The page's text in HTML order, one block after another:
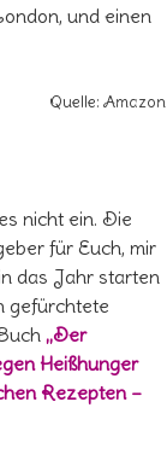
und einen
Quelle: Amazon
nicht ein. Die
für Euch, mir
das Jahr starten
gefürchtete
„Der
Heißhunger
Rezepten –